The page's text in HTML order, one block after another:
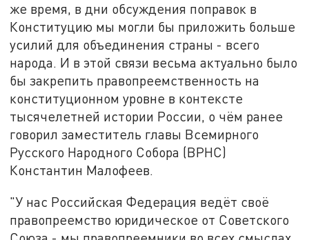
же время, в дни обсуждения поправок в
Конституцию мы могли бы приложить больше
усилий для объединения страны - всего
народа. И в этой связи весьма актуально было
бы закрепить правопреемственность на
конституционном уровне в контексте
тысячелетней истории России, о чём ранее
говорил заместитель главы Всемирного
Русского Народного Собора (ВРНС)
Константин Малофеев.
"У нас Российская Федерация ведёт своё
правопреемство юридическое от Советского